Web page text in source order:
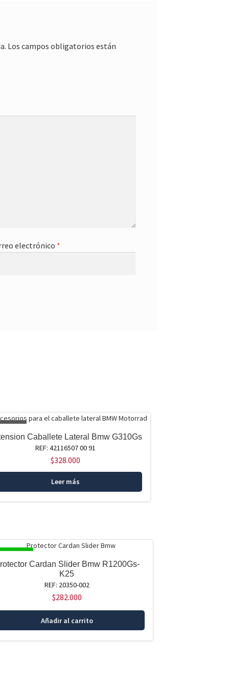
Los campos obligatorios están
electrónico *
Caballete Lateral Bmw G310Gs
REF: 42116507 00 91
$328.000
Leer más
Cardan Slider Bmw R1200Gs-
K25
REF: 20350-002
$282.000
Añadir al carrito